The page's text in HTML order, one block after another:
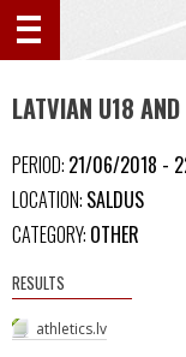
LATVIAN U18
PERIOD: 21/06/2018 -
LOCATION: SALDUS
CATEGORY: OTHER
RESULTS
athletics.lv